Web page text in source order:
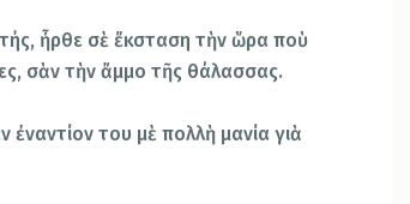
ἦρθε σὲ ἔκσταση τὴν ὥρα ποὺ
σὰν τὴν ἄμμο τῆς θάλασσας.
του μὲ πολλὴ μανία γιὰ